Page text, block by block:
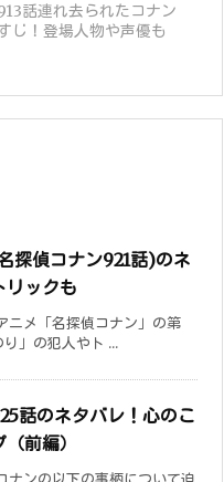
話連れ去られたコナン
じ！登場人物や声優も
探偵コナン921話)のネ
リックも
ニメ「名探偵コナン」の第
」の犯人やト ...
話のネタバレ！心のこ
前編）